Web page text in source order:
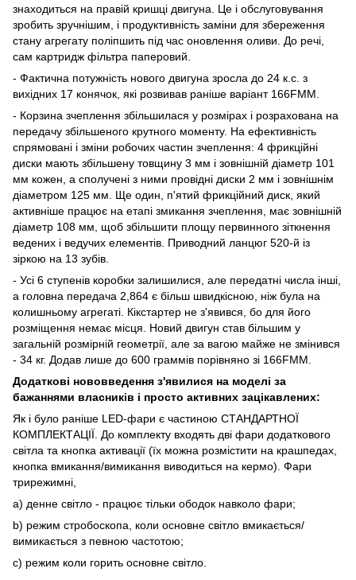
знаходиться на правій кришці двигуна. Це і обслуговування
зробить зручнішим, і продуктивність заміни для збереження
стану агрегату поліпшить під час оновлення оливи. До речі,
сам картридж фільтра паперовий.
- Фактична потужність нового двигуна зросла до 24 к.с. з
вихідних 17 конячок, які розвивав раніше варіант 166FMM.
- Корзина зчеплення збільшилася у розмірах і розрахована на
передачу збільшеного крутного моменту. На ефективність
спрямовані і зміни робочих частин зчеплення: 4 фрикційні
диски мають збільшену товщину 3 мм і зовнішній діаметр 101
мм кожен, а сполучені з ними провідні диски 2 мм і зовнішнім
діаметром 125 мм. Ще один, п'ятий фрикційний диск, який
активніше працює на етапі змикання зчеплення, має зовнішній
діаметр 108 мм, щоб збільшити площу первинного зіткнення
ведених і ведучих елементів. Приводний ланцюг 520-й із
зіркою на 13 зубів.
- Усі 6 ступенів коробки залишилися, але передатні числа інші,
а головна передача 2,864 є більш швидкісною, ніж була на
колишньому агрегаті. Кікстартер не з'явився, бо для його
розміщення немає місця. Новий двигун став більшим у
загальній розмірній геометрії, але за вагою майже не змінився
- 34 кг. Додав лише до 600 граммів порівняно зі 166FMM.
Додаткові нововведення з'явилися на моделі за
бажаннями власників і просто активних зацікавлених:
Як і було раніше LED-фари є частиною СТАНДАРТНОЇ
КОМПЛЕКТАЦІЇ. До комплекту входять дві фари додаткового
світла та кнопка активації (їх можна розмістити на крашпедах,
кнопка вмикання/вимикання виводиться на кермо). Фари
трирежимні,
a) денне світло - працює тільки ободок навколо фари;
b) режим стробоскопа, коли основне світло вмикається/
вимикається з певною частотою;
c) режим коли горить основне світло.